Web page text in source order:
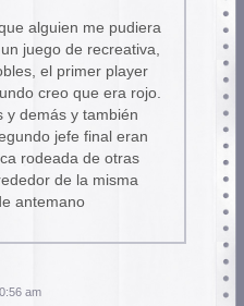
alguien me pudiera
juego de recreativa,
el primer player
creo que era rojo.
y demás y también
jefe final eran
rodeada de otras
de la misma
antemano
am